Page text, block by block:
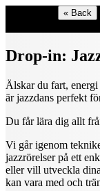
« Back
Drop-in:
Älskar du fart, energi
är jazzdans perfekt
Du får lära dig allt
Vi går igenom
jazzrörelser på ett
eller vill utveckla
kan vara med och